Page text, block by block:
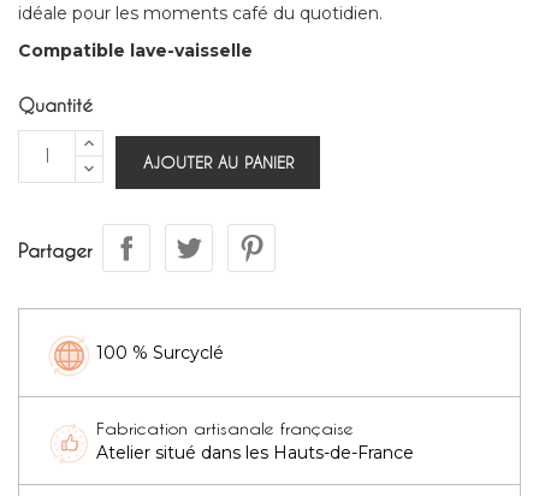
idéale pour les moments café du quotidien.
Compatible lave-vaisselle
Quantité
AJOUTER AU PANIER
Partager
100 % Surcyclé
Fabrication artisanale française
Atelier situé dans les Hauts-de-France